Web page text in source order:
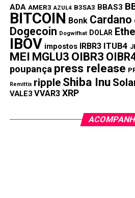
ADA AMER3 AZUL4 B3SA3 BBAS3
BITCOIN Bonk Cardano
Dogecoin Dogwifhat DOLAR
IBOV impostos IRBR3 ITUB4
MEI MGLU3 OIBR3
poupança press release
Remittix ripple Shiba Inu
VALE3 VVAR3 XRP